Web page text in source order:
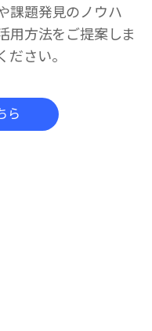
課題発見のノウハ
用方法をご提案しま
さい。